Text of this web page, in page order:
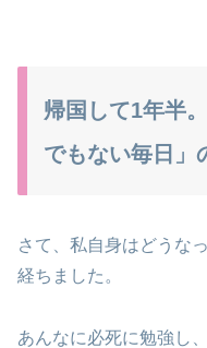
帰国して1年半
でもない毎日」
さて、私自身はどうな
経ちました。
あんなに必死に勉強し